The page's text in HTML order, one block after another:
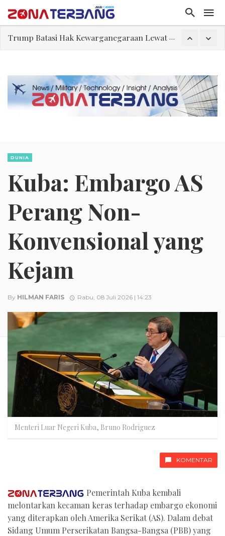
Megaproyek Panas Bumi PT Star Energy Dikeluhkan Warga Lampung Barat, Rumah Rusak hingga Dugaan Pelanggaran Lingkungan
Perjanjian Selat Hormuz Makin Dekat, Harga Minyak Mentah Melonjak Akibat Serangan Terbaru Houthi
FWK: Presiden dan Masyarakat Perlu Gunakan Bahasa yang Santun
Dua Pesawat Nyaris Tabrakan di Haneda
DUNIA
Kuba: Embargo AS
Perang Non-
Konvensional yang
Kejam
By HILMAN FARIS Rabu, 08 Juli 2026 | 14:23
Menteri Luar Negeri Kuba, Bruno Rodriguez
KOMENTAR
Pemerintah Kuba kembali
melontarkan kecaman keras terhadap embargo ekonomi
yang diterapkan oleh Amerika Serikat (AS). Dalam debat
Sidang Umum Perserikatan Bangsa-Bangsa (PBB) yang